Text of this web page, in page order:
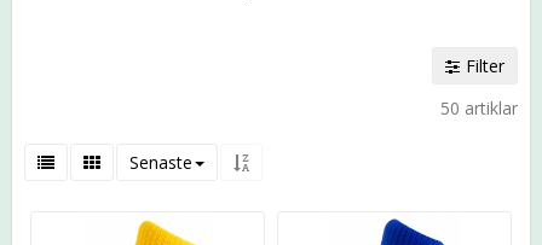
Filter
50 artiklar
Senaste